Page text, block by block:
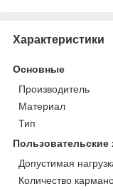
Характеристики
Основные
Производитель
Материал
Тип
Пользовательские
Допустимая
Количество